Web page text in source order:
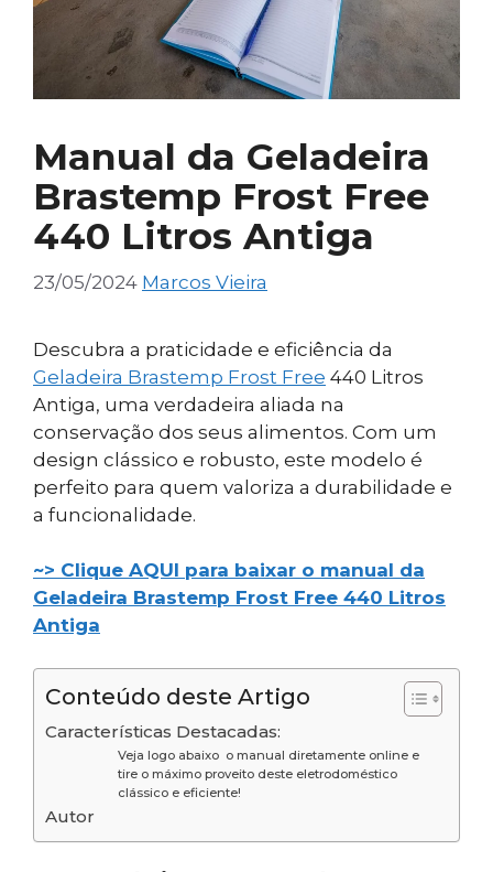
Manual da Geladeira
Brastemp Frost Free
440 Litros Antiga
23/05/2024 Marcos Vieira
Descubra a praticidade e eficiência da
Geladeira Brastemp Frost Free 440 Litros
Antiga, uma verdadeira aliada na
conservação dos seus alimentos. Com um
design clássico e robusto, este modelo é
perfeito para quem valoriza a durabilidade e
a funcionalidade.
~> Clique AQUI para baixar o manual da
Geladeira Brastemp Frost Free 440 Litros
Antiga
Conteúdo deste Artigo
Características Destacadas:
Veja logo abaixo o manual diretamente online e
tire o máximo proveito deste eletrodoméstico
clássico e eficiente!
Autor